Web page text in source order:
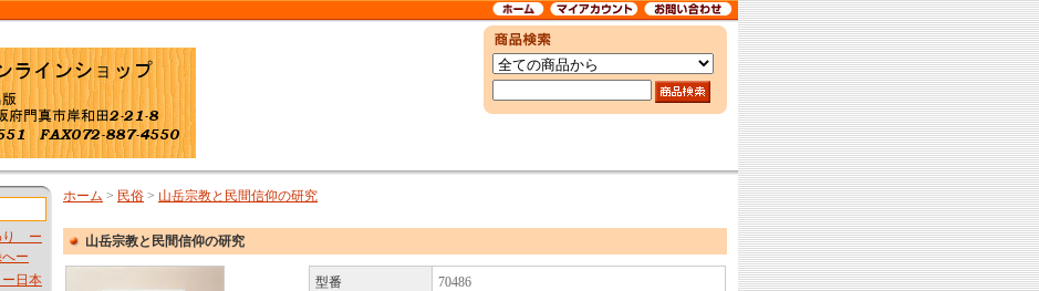
り ー
ー
日本
ホーム > 民俗 > 山岳宗教と民間信仰の研究
山岳宗教と民間信仰の研究
型番 70486